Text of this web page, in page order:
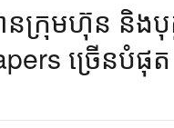
ន​ក្រុមហ៊ុន​ និង​
ច្រើន​បំផុត​​​​​